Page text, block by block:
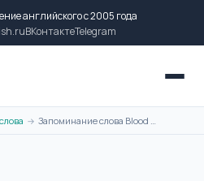
английского с 2005 года
ВКонтактеTelegram
→ Запоминание слова Blood с помощью ассоциативной картинки